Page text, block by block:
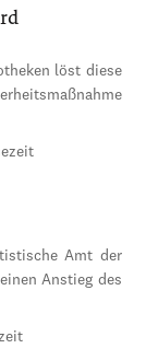
löst diese
Amt der
Anstieg des